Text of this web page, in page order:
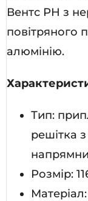
Вентс РН з
повітряного
алюмінію.
Тип:
решітка
Розмір: